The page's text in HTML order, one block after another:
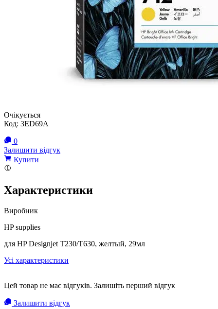
Очікується
Код: 3ED69A
0
Залишити відгук
Купити
Характеристики
Виробник
HP supplies
для HP Designjet T230/T630, желтый, 29мл
Усі характеристики
Цей товар не має відгуків. Залишіть перший відгук
Залишити відгук